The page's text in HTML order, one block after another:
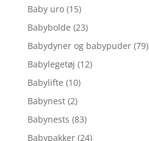
Baby uro (15)
Babybolde (23)
Babydyner og babypuder (79)
Babylegetøj (12)
Babylifte (10)
Babynest (2)
Babynests (83)
Babypakker (24)